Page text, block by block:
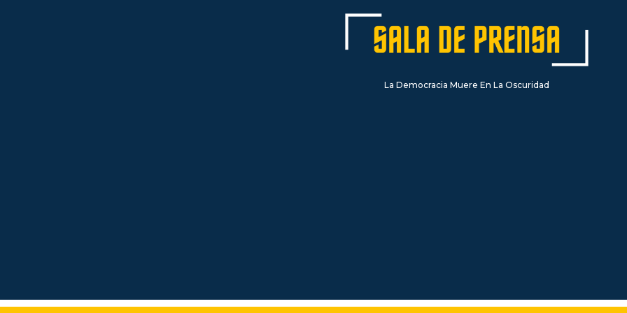
La Democracia Muere En La Oscuridad